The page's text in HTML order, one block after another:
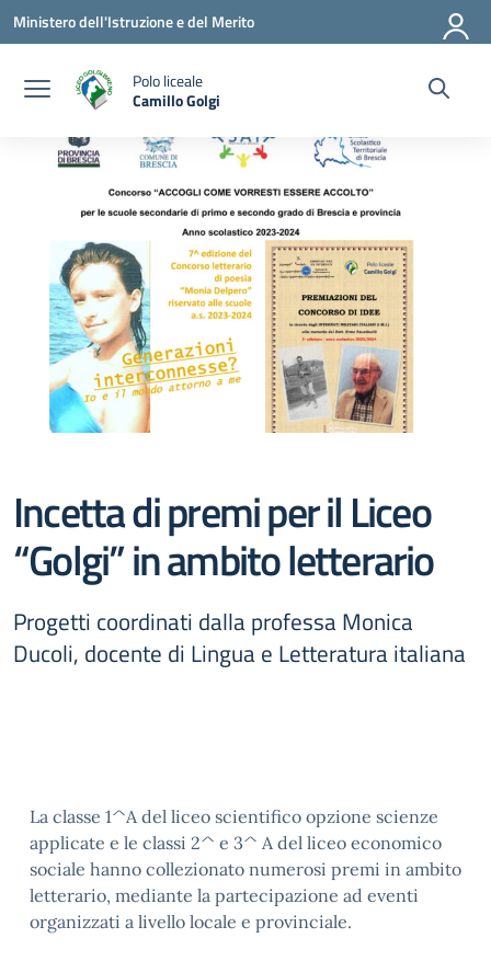
Vai ai contenuti
Vai al menu di navigazione
Vai al footer
Ministero dell'Istruzione e del Merito
Polo liceale
Camillo Golgi
— Visita la pagina iniziale della scuola
Incetta di premi per il Liceo
“Golgi” in ambito letterario
Progetti coordinati dalla professa Monica
Ducoli, docente di Lingua e Letteratura italiana
La classe 1^A del liceo scientifico opzione scienze
applicate e le classi 2^ e 3^ A del liceo economico
sociale hanno collezionato numerosi premi in ambito
letterario, mediante la partecipazione ad eventi
organizzati a livello locale e provinciale.